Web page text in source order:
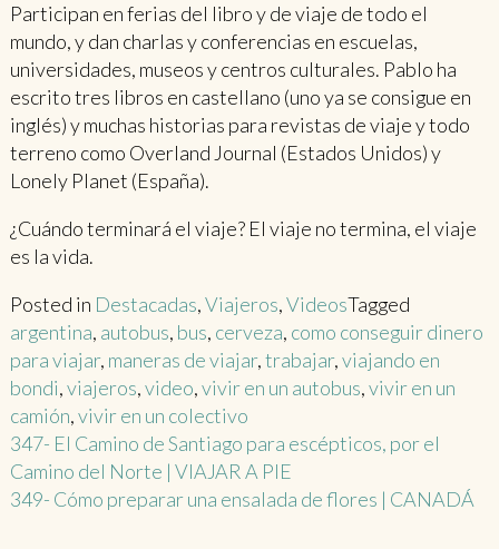
Participan en ferias del libro y de viaje de todo el
mundo, y dan charlas y conferencias en escuelas,
universidades, museos y centros culturales. Pablo ha
escrito tres libros en castellano (uno ya se consigue en
inglés) y muchas historias para revistas de viaje y todo
terreno como Overland Journal (Estados Unidos) y
Lonely Planet (España).
¿Cuándo terminará el viaje? El viaje no termina, el viaje
es la vida.
Posted in Destacadas,Viajeros,VideosTagged
argentina, autobus, bus, cerveza, como conseguir dinero
para viajar, maneras de viajar,trabajar,viajando en
bondi,viajeros,video,vivir en un autobus,vivir en un
camión,vivir en un colectivo
Post
navigation
347- El Camino de Santiago para escépticos, por el
Camino del Norte | VIAJAR A PIE
349- Cómo preparar una ensalada de flores | CANADÁ